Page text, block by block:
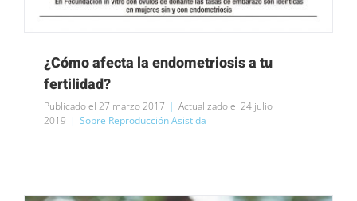
¿Cómo afecta la endometriosis a tu
fertilidad?
Publicado el 27 marzo 2017 | Actualizado el 24 julio
2019 | Sobre Reproducción Asistida